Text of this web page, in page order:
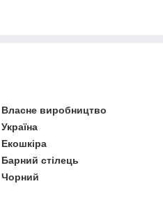
Власне виробництво
Україна
Екошкіра
Барний стілець
Чорний